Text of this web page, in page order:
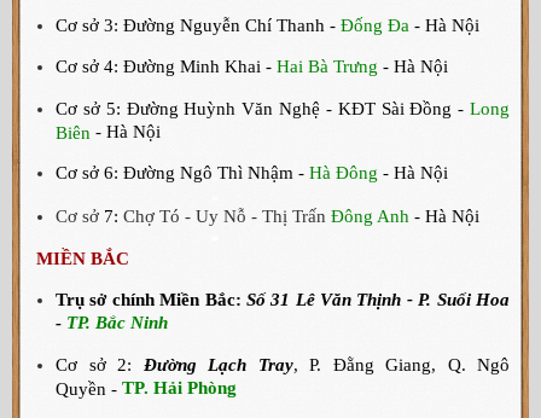
Cơ sở 3: Đường Nguyễn Chí Thanh - Đống Đa - Hà Nội
Cơ sở 4: Đường Minh Khai - Hai Bà Trưng - Hà Nội
Cơ sở5: Đường Huỳnh Văn Nghệ - KĐT Sài Đồng -Long
Biên - Hà Nội
Cơ sở 6: Đường Ngô Thì Nhậm - Hà Đông - Hà Nội
Cơ sở 7: Chợ Tó - Uy Nỗ - Thị Trấn Đông Anh - Hà Nội
MIỀN BẮC
Trụ sở chính Miền Bắc: Số 31 Lê Văn Thịnh - P. Suối Hoa
- TP. Bắc Ninh
Cơ sở 2: Đường Lạch Tray, P. Đằng Giang, Q. Ngô
Quyền - TP. Hải Phòng